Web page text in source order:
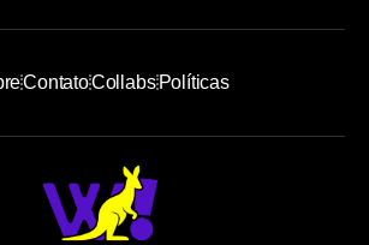
ContatoCollabsPolíticas